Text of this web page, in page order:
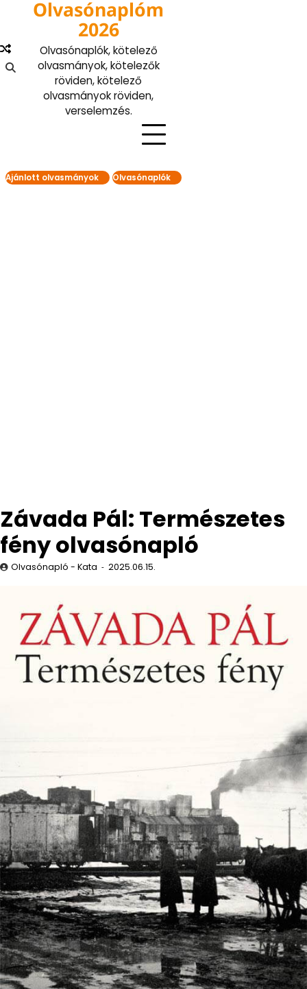
content
Olvasónaplóm
2026
Olvasónaplók, kötelező
olvasmányok, kötelezők
röviden, kötelező
olvasmányok röviden,
verselemzés.
Ajánlott olvasmányok Olvasónaplók
Závada Pál: Természetes
fény olvasónapló
Olvasónapló - Kata 2025.06.15.